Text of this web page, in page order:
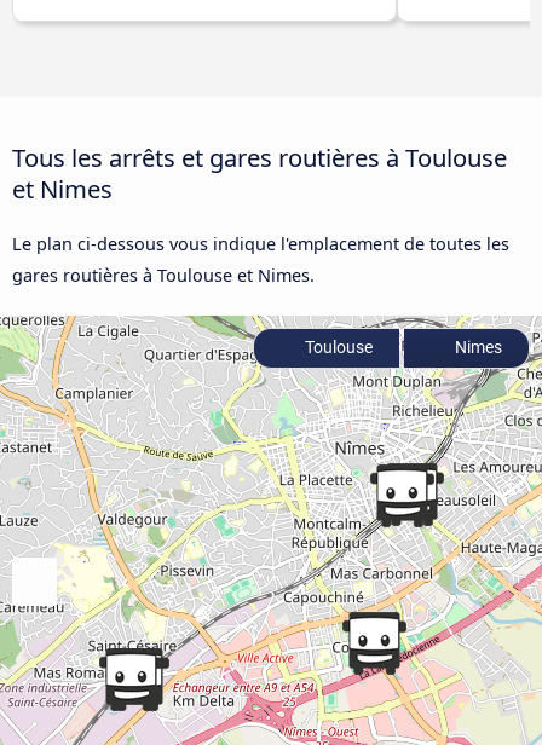
Tous les arrêts et gares routières à Toulouse
et Nimes
Le plan ci-dessous vous indique l'emplacement de toutes les
gares routières à Toulouse et Nimes.
Toulouse Nimes